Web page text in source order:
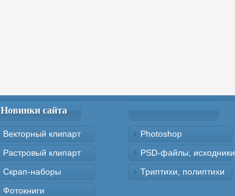
Новинки сайта
Векторный клипарт
Растровый клипарт
Скрап-наборы
Фотокниги
Photoshop
PSD-файлы, исходники
Триптихи, полиптихи